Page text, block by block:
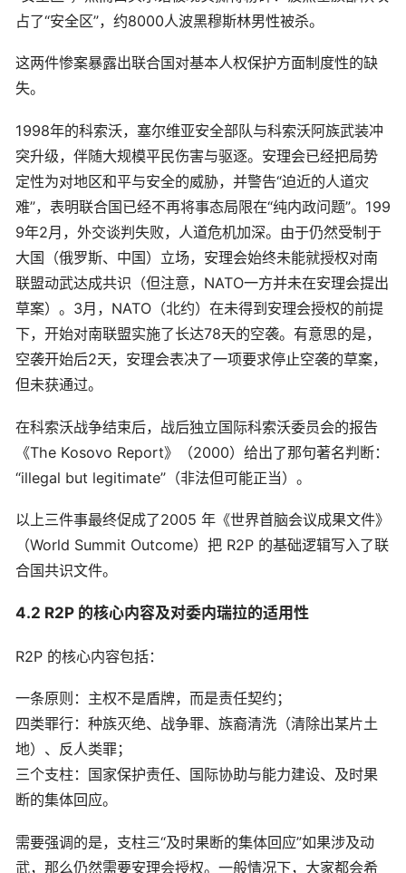
占了“安全区”，约8000人波黑穆斯林男性被杀。
这两件惨案暴露出联合国对基本人权保护方面制度性的缺
失。
1998年的科索沃，塞尔维亚安全部队与科索沃阿族武装冲
突升级，伴随大规模平民伤害与驱逐。安理会已经把局势
定性为对地区和平与安全的威胁，并警告“迫近的人道灾
难”，表明联合国已经不再将事态局限在“纯内政问题”。199
9年2月，外交谈判失败，人道危机加深。由于仍然受制于
大国（俄罗斯、中国）立场，安理会始终未能就授权对南
联盟动武达成共识（但注意，NATO一方并未在安理会提出
草案）。3月，NATO（北约）在未得到安理会授权的前提
下，开始对南联盟实施了长达78天的空袭。有意思的是，
空袭开始后2天，安理会表决了一项要求停止空袭的草案，
但未获通过。
在科索沃战争结束后，战后独立国际科索沃委员会的报告
《The Kosovo Report》（2000）给出了那句著名判断：
“illegal but legitimate”（非法但可能正当）。
以上三件事最终促成了2005 年《世界首脑会议成果文件》
（World Summit Outcome）把 R2P 的基础逻辑写入了联
合国共识文件。
4.2 R2P 的核心内容及对委内瑞拉的适用性
R2P 的核心内容包括：
一条原则：主权不是盾牌，而是责任契约；
四类罪行：种族灭绝、战争罪、族裔清洗（清除出某片土
地）、反人类罪；
三个支柱：国家保护责任、国际协助与能力建设、及时果
断的集体回应。
需要强调的是，支柱三“及时果断的集体回应”如果涉及动
武，那么仍然需要安理会授权。一般情况下，大家都会希